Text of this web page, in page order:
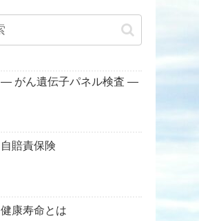
― がん遺伝子パネル検査 ―
自賠責保険
健康寿命とは